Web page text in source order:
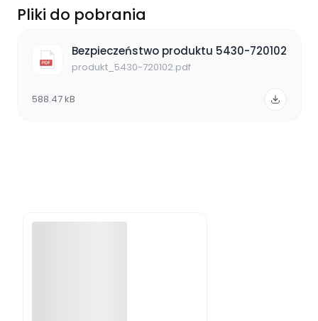
Pliki do pobrania
produkt_5430-720102.pdf
588.47 kB
Bezpieczeństwo produktu 5430-720102